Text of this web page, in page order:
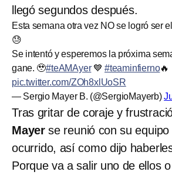
llegó segundos después.
Esta semana otra vez NO se logró ser
😓
Se intentó y esperemos la próxima
gane. 🥹#teAMAyer💙#teaminfierno🔥
pic.twitter.com/ZOh8xlUoSR
— Sergio Mayer B. (@SergioMayerb)
Tras gritar de coraje y
Mayerse reunió con su
ocurrido, así como dijo
Porque va a salir uno de ellos